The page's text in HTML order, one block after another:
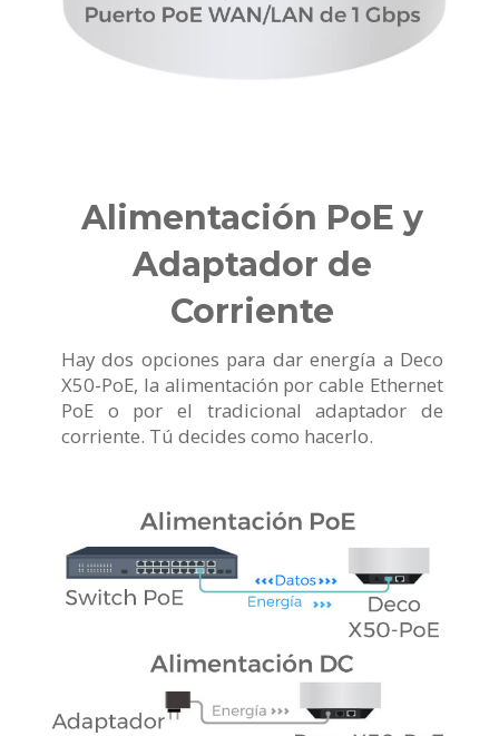
Alimentación PoE y
Adaptador de
Corriente
Hay dos opciones para dar energía a Deco
X50-PoE, la alimentación por cable Ethernet
PoE o por el tradicional adaptador de
corriente. Tú decides como hacerlo.